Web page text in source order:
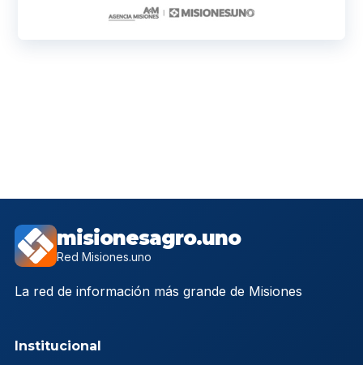
misionesagro.uno
Red Misiones.uno
La red de información más grande de Misiones
Institucional